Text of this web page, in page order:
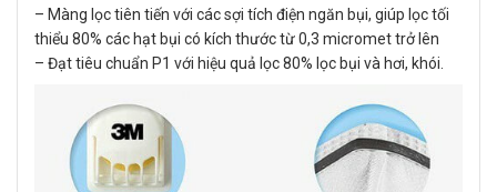
– Màng lọc tiên tiến với các sợi tích điện ngăn bụi, giúp lọc tối
thiểu 80% các hạt bụi có kích thước từ 0,3 micromet trở lên
– Đạt tiêu chuẩn P1 với hiệu quả lọc 80% lọc bụi và hơi, khói.